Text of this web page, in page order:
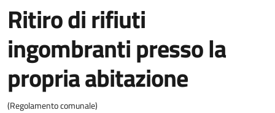
Ritiro di rifiuti
ingombranti presso la
propria abitazione
(Regolamento comunale)